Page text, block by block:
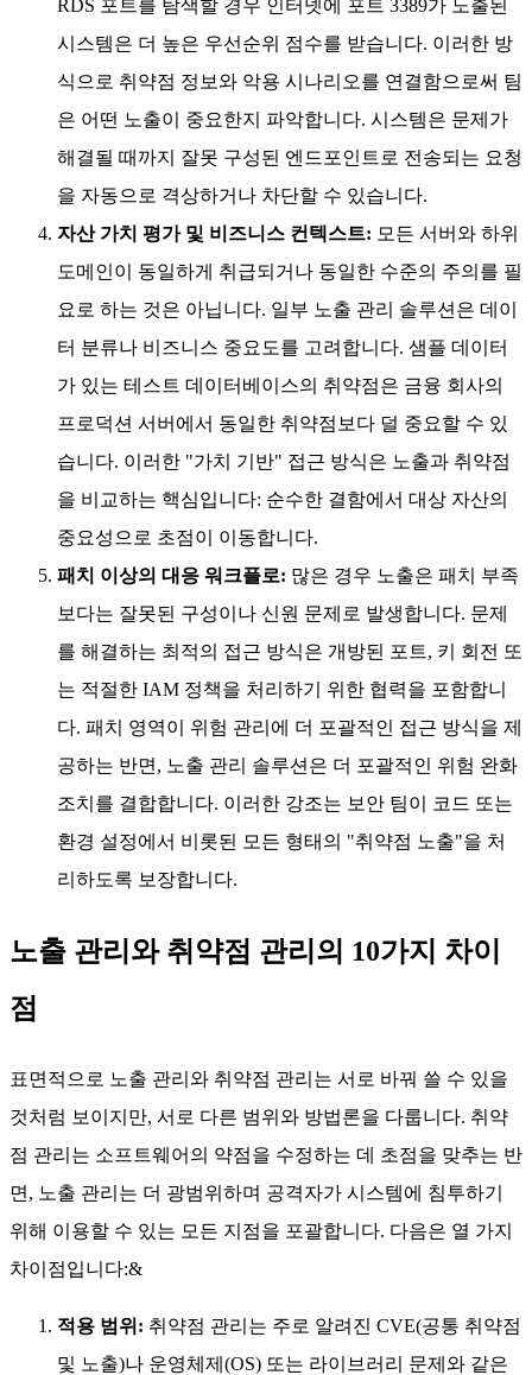
RDS 포트를 탐색할 경우 인터넷에 포트 3389가 노출된
시스템은 더 높은 우선순위 점수를 받습니다. 이러한 방
식으로 취약점 정보와 악용 시나리오를 연결함으로써 팀
은 어떤 노출이 중요한지 파악합니다. 시스템은 문제가
해결될 때까지 잘못 구성된 엔드포인트로 전송되는 요청
을 자동으로 격상하거나 차단할 수 있습니다.
자산 가치 평가 및 비즈니스 컨텍스트: 모든 서버와 하위
도메인이 동일하게 취급되거나 동일한 수준의 주의를 필
요로 하는 것은 아닙니다. 일부 노출 관리 솔루션은 데이
터 분류나 비즈니스 중요도를 고려합니다. 샘플 데이터
가 있는 테스트 데이터베이스의 취약점은 금융 회사의
프로덕션 서버에서 동일한 취약점보다 덜 중요할 수 있
습니다. 이러한 "가치 기반" 접근 방식은 노출과 취약점
을 비교하는 핵심입니다: 순수한 결함에서 대상 자산의
중요성으로 초점이 이동합니다.
패치 이상의 대응 워크플로: 많은 경우 노출은 패치 부족
보다는 잘못된 구성이나 신원 문제로 발생합니다. 문제
를 해결하는 최적의 접근 방식은 개방된 포트, 키 회전 또
는 적절한 IAM 정책을 처리하기 위한 협력을 포함합니
다. 패치 영역이 위험 관리에 더 포괄적인 접근 방식을 제
공하는 반면, 노출 관리 솔루션은 더 포괄적인 위험 완화
조치를 결합합니다. 이러한 강조는 보안 팀이 코드 또는
환경 설정에서 비롯된 모든 형태의 "취약점 노출"을 처
리하도록 보장합니다.
노출 관리와 취약점 관리의 10가지 차이
점
표면적으로 노출 관리와 취약점 관리는 서로 바꿔 쓸 수 있을
것처럼 보이지만, 서로 다른 범위와 방법론을 다룹니다. 취약
점 관리는 소프트웨어의 약점을 수정하는 데 초점을 맞추는 반
면, 노출 관리는 더 광범위하며 공격자가 시스템에 침투하기
위해 이용할 수 있는 모든 지점을 포괄합니다. 다음은 열 가지
차이점입니다:&
적용 범위: 취약점 관리는 주로 알려진 CVE(공통 취약점
및 노출)나 운영체제(OS) 또는 라이브러리 문제와 같은